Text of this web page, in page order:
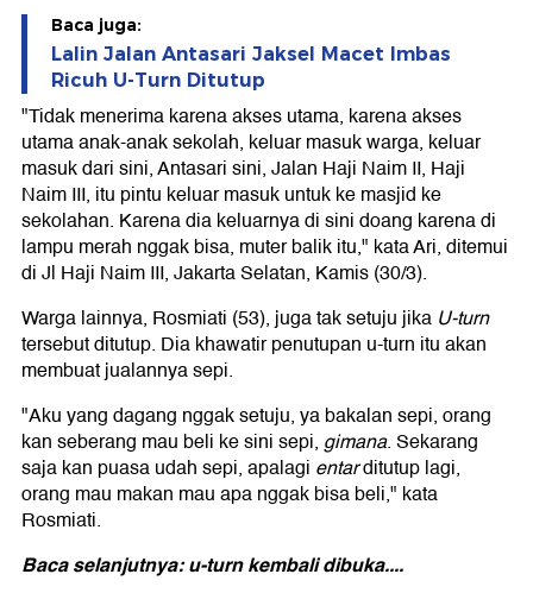
Baca juga:
Lalin Jalan Antasari Jaksel Macet Imbas
Ricuh U-Turn Ditutup
"Tidak menerima karena akses utama, karena akses
utama anak-anak sekolah, keluar masuk warga, keluar
masuk dari sini, Antasari sini, Jalan Haji Naim II, Haji
Naim III, itu pintu keluar masuk untuk ke masjid ke
sekolahan. Karena dia keluarnya di sini doang karena di
lampu merah nggak bisa, muter balik itu," kata Ari, ditemui
di Jl Haji Naim III, Jakarta Selatan, Kamis (30/3).
Warga lainnya, Rosmiati (53), juga tak setuju jika U-turn
tersebut ditutup. Dia khawatir penutupan u-turn itu akan
membuat jualannya sepi.
"Aku yang dagang nggak setuju, ya bakalan sepi, orang
kan seberang mau beli ke sini sepi,gimana. Sekarang
saja kan puasa udah sepi, apalagi entarditutup lagi,
orang mau makan mau apa nggak bisa beli," kata
Rosmiati.
Baca selanjutnya: u-turn kembali dibuka....